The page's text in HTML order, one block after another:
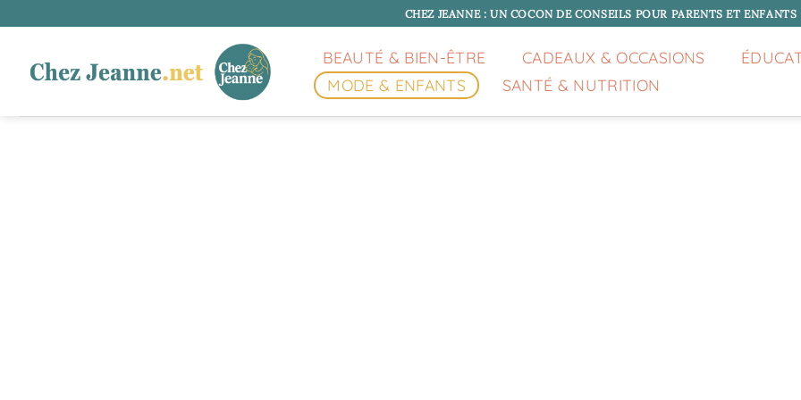
au
CHEZ JEANNE : UN COCON DE CONSEILS POUR PARENTS ET ENFANTS
BEAUTÉ & BIEN-ÊTRE CADEAUX & OCCASIONS
MODE & ENFANTS
SANTÉ & NUTRITION